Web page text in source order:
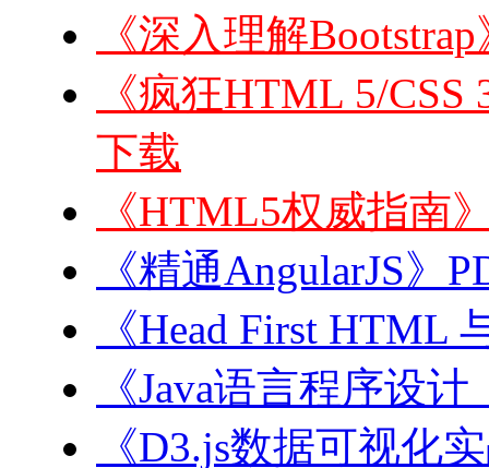
《深入理解
《疯狂HTML 5/
下载
《HTML5权威指南
《精通AngularJS》
《Head First HTML
《Java语言程序设
《D3.js数据可视化